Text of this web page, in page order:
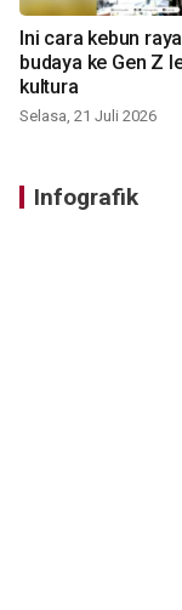
Ini cara kebun
budaya ke Gen Z
kultura
Selasa, 21 Juli 2026
Infografik